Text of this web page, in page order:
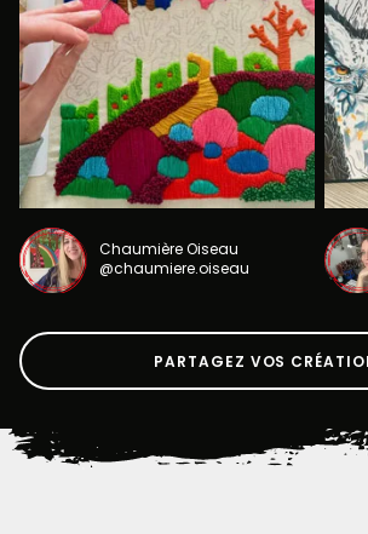
Chaumière Oiseau
@chaumiere.oiseau
PARTAGEZ VOS